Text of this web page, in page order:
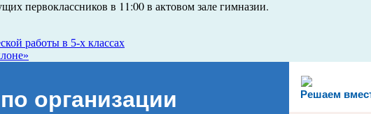
первоклассников в 11:00 в актовом зале гимназии.
работы в 5-х классах
Решаем
организации